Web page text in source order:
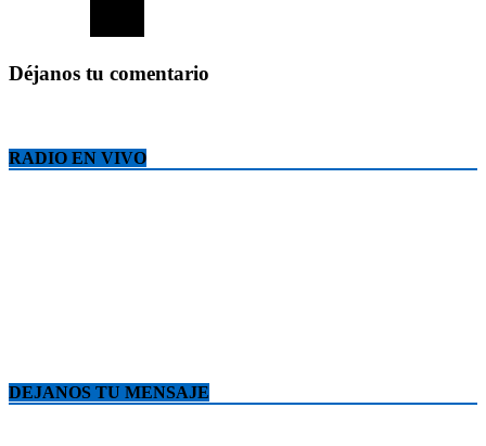
Déjanos tu comentario
RADIO EN VIVO
DEJANOS TU MENSAJE